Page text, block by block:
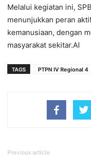
Melalui kegiatan ini,
menunjukkan peran
kemanusiaan, dengan
masyarakat sekitar.AI
TAGS PTPN IV Regional 4
Previous article